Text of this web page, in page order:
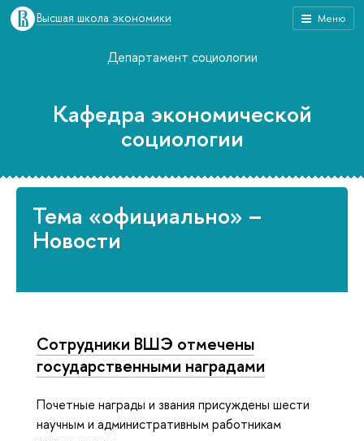
Меню
Высшая школа экономики
Департамент социологии
Кафедра экономической
социологии
Тема «официально» –
Новости
Сотрудники ВШЭ отмечены
государственными наградами
Почетные награды и звания присуждены шести
научным и административным работникам